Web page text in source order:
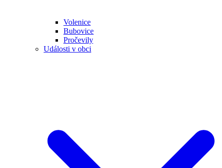
Volenice
Bubovice
Pročevily
Události v obci